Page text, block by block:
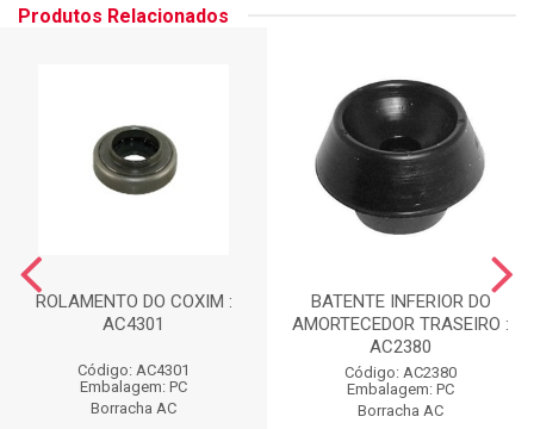
Produtos Relacionados
ROLAMENTO DO COXIM :
AC4301
Código: AC4301
Embalagem: PC
Borracha AC
BATENTE INFERIOR DO
AMORTECEDOR TRASEIRO :
AC2380
Código: AC2380
Embalagem: PC
Borracha AC